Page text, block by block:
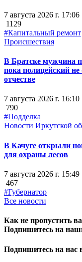
7 августа 2026 г. 17:06
1129
#Капитальный ремонт
Происшествия
В Братске мужчина
пока полицейский
отчестве
7 августа 2026 г. 16:10
790
#Подделка
Новости Иркутской
В Качуге открыли
для охраны лесов
7 августа 2026 г. 15:49
467
#Губернатор
Все новости
Как не пропустить
Подпишитесь на
Подпишитесь на нас